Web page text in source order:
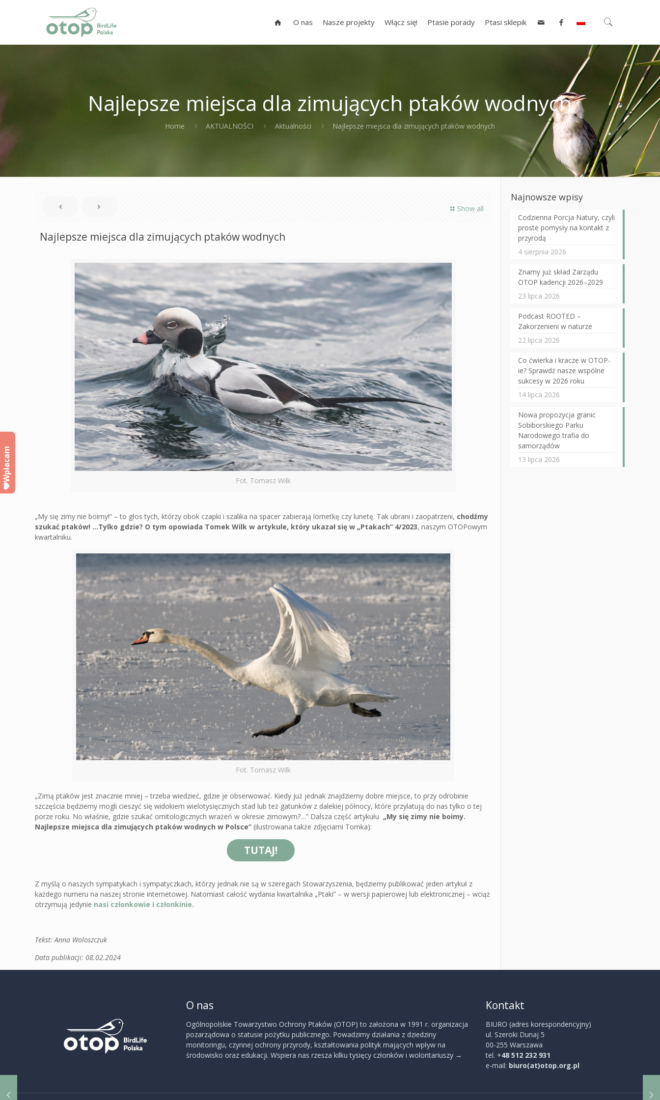
O nas Nasze projekty Włącz się! Ptasie porady Ptasi sklepik
Najlepsze miejsca dla zimujących ptaków wodnych
Home AKTUALNOŚCI Aktualności Najlepsze miejsca dla zimujących ptaków wodnych
Show all
Najlepsze miejsca dla zimujących ptaków wodnych
Fot. Tomasz Wilk
„My się zimy nie boimy!” – to głos tych, którzy obok czapki i szalika na spacer zabierają lornetkę czy lunetę. Tak ubrani i zaopatrzeni, chodźmy
szukać ptaków! …Tylko gdzie? O tym opowiada Tomek Wilk w artykule, który ukazał się w „Ptakach” 4/2023, naszym OTOPowym
kwartalniku.
Fot. Tomasz Wilk
„Zimą ptaków jest znacznie mniej – trzeba wiedzieć, gdzie je obserwować. Kiedy już jednak znajdziemy dobre miejsce, to przy odrobinie
szczęścia będziemy mogli cieszyć się widokiem wielotysięcznych stad lub też gatunków z dalekiej północy, które przylatują do nas tylko o tej
porze roku. No właśnie, gdzie szukać ornitologicznych wrażeń w okresie zimowym?…” Dalsza część artykułu „My się zimy nie boimy.
Najlepsze miejsca dla zimujących ptaków wodnych w Polsce” (ilustrowana także zdjęciami Tomka):
TUTAJ!
Z myślą o naszych sympatykach i sympatyczkach, którzy jednak nie są w szeregach Stowarzyszenia,będziemy publikować jeden artykuł z
każdego numeru na naszej stronie internetowej. Natomiast całość wydania kwartalnika „Ptaki” – w wersji papierowej lub elektronicznej – wciąż
otrzymują jedynie nasi członkowie i członkinie.
Tekst: Anna Woloszczuk
Data publikacji: 08.02.2024
Najnowsze wpisy
Codzienna Porcja Natury, czyli
proste pomysły na kontakt z
przyrodą
4 sierpnia 2026
Znamy już skład Zarządu
OTOP kadencji 2026–2029
23 lipca 2026
Podcast ROOTED –
Zakorzenieni w naturze
22 lipca 2026
Co ćwierka i kracze w OTOP-
ie? Sprawdź nasze wspólne
sukcesy w 2026 roku
14 lipca 2026
Nowa propozycja granic
Sobiborskiego Parku
Narodowego trafia do
samorządów
13 lipca 2026
O nas
Ogólnopolskie Towarzystwo Ochrony Ptaków (OTOP) to założona w 1991 r. organizacja
pozarządowa o statusie pożytku publicznego. Powadzimy działania z dziedziny
monitoringu, czynnej ochrony przyrody, kształtowania polityk mających wpływ na
środowisko oraz edukacji. Wspiera nas rzesza kilku tysięcy członków i wolontariuszy →
Kontakt
BIURO (adres korespondencyjny)
ul. Szeroki Dunaj 5
00-255 Warszawa
tel. +48 512 232 931
e-mail: biuro(at)otop.org.pl
Wpłacam